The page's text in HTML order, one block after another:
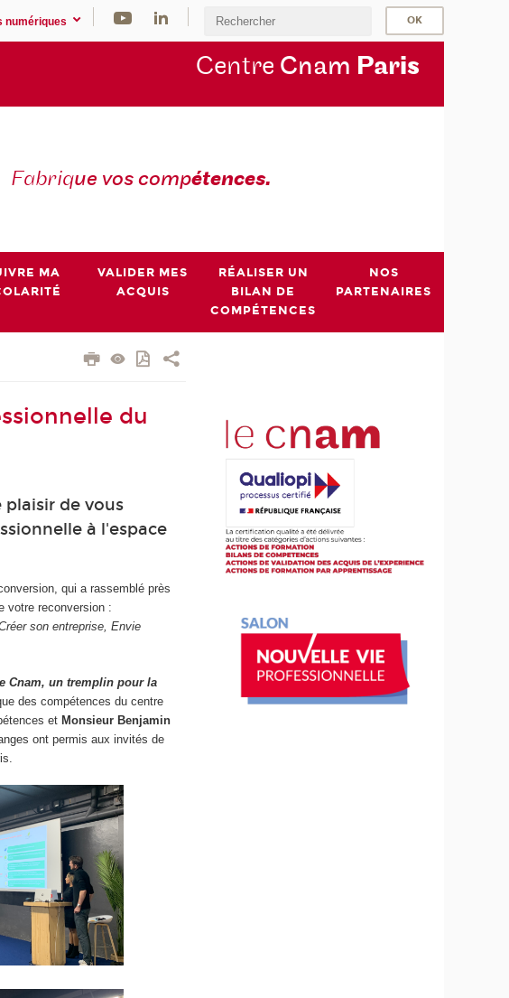
numériques
Centre Cnam Paris
Fabrique vos compétences.
MA
VALIDER MES
ACQUIS
RÉALISER UN
BILAN DE
COMPÉTENCES
NOS
PARTENAIRES
du
plaisir de vous
à l'espace
qui a rassemblé près
votre reconversion :
son entreprise, Envie
Cnam, un tremplin pour la
des compétences du centre
et Monsieur Benjamin
ont permis aux invités de